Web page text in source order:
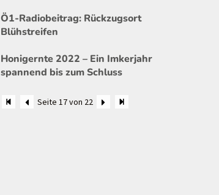
Ö1-Radiobeitrag: Rückzugsort
Blühstreifen
Honigernte 2022 – Ein Imkerjahr
spannend bis zum Schluss
Seite 17 von 22